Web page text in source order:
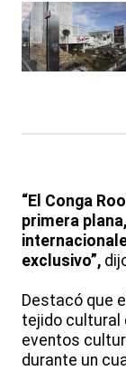
“El Conga
primera
exclusivo”,
Destacó que
tejido cultural
eventos
durante un